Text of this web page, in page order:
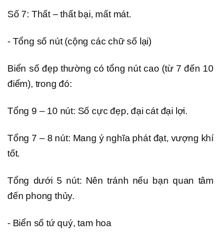
Số 7: Thất – thất bại, mất mát.
- Tổng số nút (cộng các chữ số lại)
Biển số đẹp thường có tổng nút cao (từ 7 đến 10
điểm), trong đó:
Tổng 9 – 10 nút: Số cực đẹp, đại cát đại lợi.
Tổng 7 – 8 nút: Mang ý nghĩa phát đạt, vượng khí
tốt.
Tổng dưới 5 nút: Nên tránh nếu bạn quan tâm
đến phong thủy.
- Biển số tứ quý, tam hoa